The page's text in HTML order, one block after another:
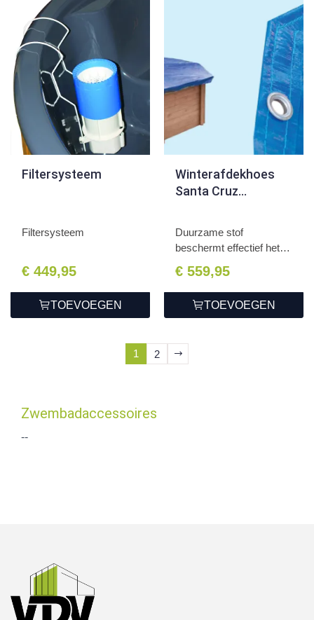
Filtersysteem
Filtersysteem
€ 449,95
TOEVOEGEN
Winterafdekhoes
Santa Cruz
Duurzame stof
beschermt effectief het
€ 559,95
TOEVOEGEN
1 2
Zwembadaccessoires
--